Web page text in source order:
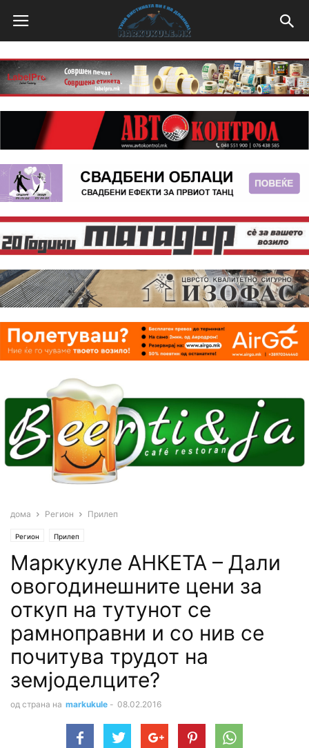
дома Регион Прилеп
Регион Прилеп
Маркукуле АНКЕТА – Дали
овогодинешните цени за
откуп на тутунот се
рамноправни и со нив се
почитува трудот на
земјоделците?
од страна на markukule - 08.02.2016